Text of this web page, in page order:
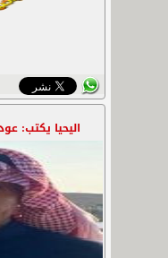
اليحيا يكتب: